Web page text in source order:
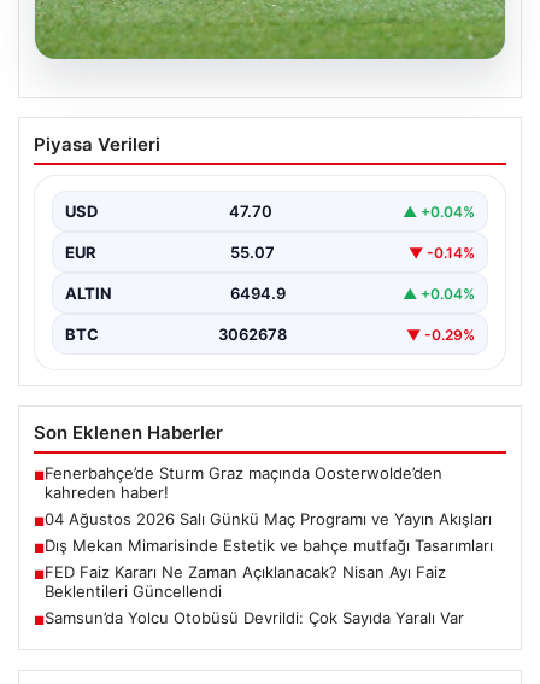
05.08.2026
04 Ağustos 2026 Salı Günkü Maç
Programı ve Yayın Akışları
oldukça hareketli ve heyecan verici bir…
Piyasa Verileri
USD 47.70 ▲ +0.04%
EUR 55.07 ▼ -0.14%
ALTIN 6494.9 ▲ +0.04%
BTC 3062678 ▼ -0.29%
Son Eklenen Haberler
■Fenerbahçe’de Sturm Graz maçında Oosterwolde’den
kahreden haber!
■04 Ağustos 2026 Salı Günkü Maç Programı ve Yayın Akışları
■Dış Mekan Mimarisinde Estetik ve bahçe mutfağı Tasarımları
■FED Faiz Kararı Ne Zaman Açıklanacak? Nisan Ayı Faiz
Beklentileri Güncellendi
■Samsun’da Yolcu Otobüsü Devrildi: Çok Sayıda Yaralı Var